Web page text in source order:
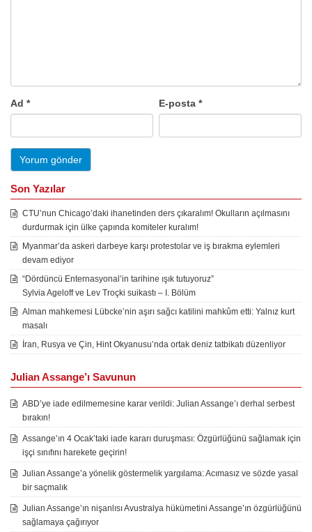
Ad * E-posta*
Son Yazılar
CTU’nun Chicago’daki ihanetinden ders çıkaralım! Okulların açılmasını
durdurmak için ülke çapında komiteler kuralım!
Myanmar’da askeri darbeye karşı protestolar ve iş bırakma eylemleri
devam ediyor
“Dördüncü Enternasyonal’in tarihine ışık tutuyoruz”
Sylvia Ageloff ve Lev Troçki suikastı – I. Bölüm
Alman mahkemesi Lübcke’nin aşırı sağcı katilini mahkûm etti: Yalnız kurt
masalı
İran, Rusya ve Çin, Hint Okyanusu’nda ortak deniz tatbikatı düzenliyor
Julian Assange’ı Savunun
ABD’ye iade edilmemesine karar verildi: Julian Assange’ı derhal serbest
bırakın!
Assange’ın 4 Ocak’taki iade kararı duruşması: Özgürlüğünü sağlamak için
işçi sınıfını harekete geçirin!
Julian Assange’a yönelik göstermelik yargılama: Acımasız ve sözde yasal
bir saçmalık
Julian Assange’ın nişanlısı Avustralya hükümetini Assange’ın özgürlüğünü
sağlamaya çağırıyor